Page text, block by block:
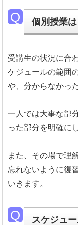
個別授業
受講生の状況に合
ケジュールの範囲
や、分からなかっ
一人では大事な部
った部分を明確に
また、その場で理
忘れないように復
いきます。
スケジュ